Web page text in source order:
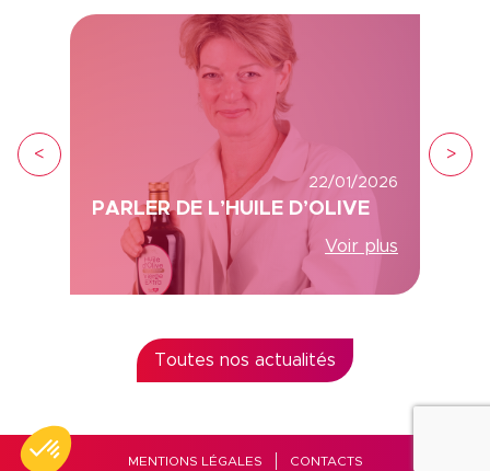
22/01/2026
PARLER DE L’HUILE D’OLIVE
Voir plus
< >
Toutes nos actualités
MENTIONS LÉGALES CONTACTS